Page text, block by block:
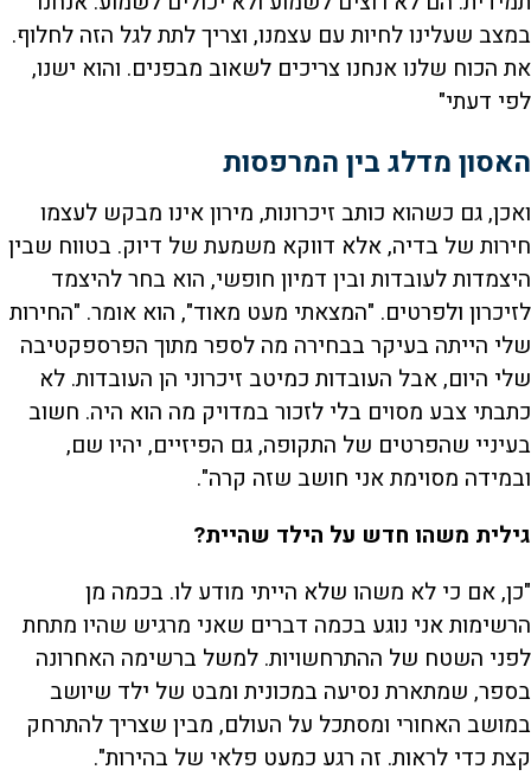
במצב שעלינו לחיות עם עצמנו, וצריך לתת לגל הזה לחלוף.
את הכוח שלנו אנחנו צריכים לשאוב מבפנים. והוא ישנו,
לפי דעתי"
האסון מדלג בין המרפסות
ואכן, גם כשהוא כותב זיכרונות, מירון אינו מבקש לעצמו
חירות של בדיה, אלא דווקא משמעת של דיוק. בטווח שבין
היצמדות לעובדות ובין דמיון חופשי, הוא בחר להיצמד
לזיכרון ולפרטים. "המצאתי מעט מאוד", הוא אומר. "החירות
שלי הייתה בעיקר בבחירה מה לספר מתוך הפרספקטיבה
שלי היום, אבל העובדות כמיטב זיכרוני הן העובדות. לא
כתבתי צבע מסוים בלי לזכור במדויק מה הוא היה. חשוב
בעיניי שהפרטים של התקופה, גם הפיזיים, יהיו שם,
ובמידה מסוימת אני חושב שזה קרה".
גילית משהו חדש על הילד שהיית?
"כן, אם כי לא משהו שלא הייתי מודע לו. בכמה מן
הרשימות אני נוגע בכמה דברים שאני מרגיש שהיו מתחת
לפני השטח של ההתרחשויות. למשל ברשימה האחרונה
בספר, שמתארת נסיעה במכונית ומבט של ילד שיושב
במושב האחורי ומסתכל על העולם, מבין שצריך להתרחק
קצת כדי לראות. זה רגע כמעט פלאי של בהירות".